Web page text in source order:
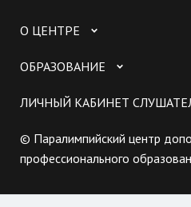
О ЦЕНТРЕ
ОБРАЗОВАНИЕ
ЛИЧНЫЙ КАБИНЕТ
© Паралимпийский центр
профессионального